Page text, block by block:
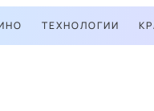
ТЕХНОЛОГИИ